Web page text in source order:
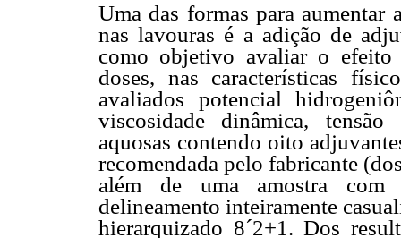
Uma das formas para aumentar
nas lavouras é a adição de
como objetivo avaliar o efeito
doses, nas características
avaliados potencial
viscosidade dinâmica,
aquosas contendo oito
recomendada pelo fabricante
além de uma amostra com
delineamento inteiramente
hierarquizado 8´2+1. Dos